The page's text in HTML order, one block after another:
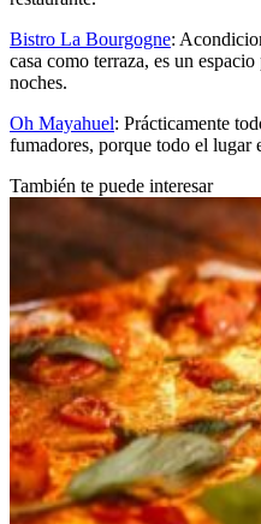
Bistro La Bourgogne:
casa como terraza, es un
noches.
Oh Mayahuel: Prácticamente
fumadores, porque todo el lugar
También te puede interesar